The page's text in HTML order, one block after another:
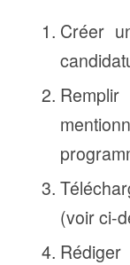
Créer
(voir ci-